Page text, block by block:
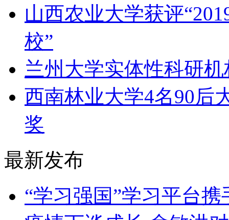
山西农业大学获评
校”
兰州大学实体性科研
西南林业大学4名90后
奖
最新发布
​“学习强国”学习平台携